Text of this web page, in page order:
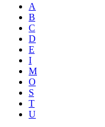
A
B
C
D
E
I
M
O
S
T
U